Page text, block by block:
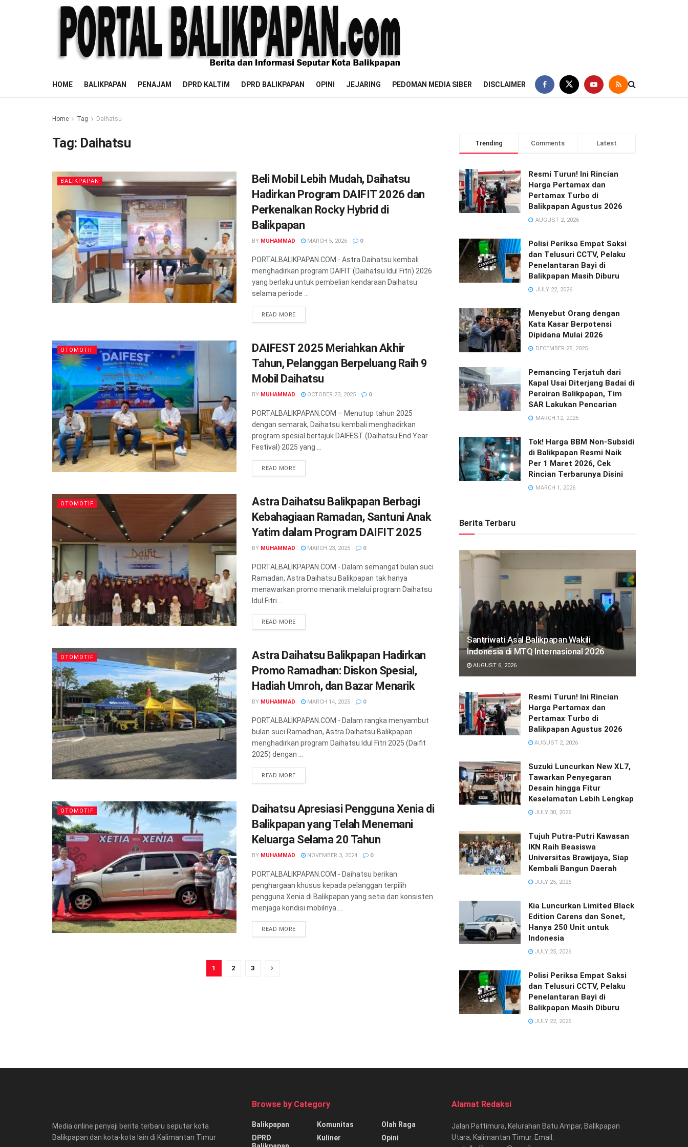
HOME BALIKPAPAN PENAJAM DPRD KALTIM DPRD BALIKPAPAN OPINI JEJARING PEDOMAN MEDIA SIBER DISCLAIMER
Home Tag Daihatsu
Tag: Daihatsu
BALIKPAPAN
Beli Mobil Lebih Mudah, Daihatsu
Hadirkan Program DAIFIT 2026 dan
Perkenalkan Rocky Hybrid di
Balikpapan
BY MUHAMMAD MARCH 5, 2026 0
PORTALBALIKPAPAN.COM - Astra Daihatsu kembali
menghadirkan program DAIFIT (Daihatsu Idul Fitri) 2026
yang berlaku untuk pembelian kendaraan Daihatsu
selama periode ...
READ MORE
OTOMOTIF
DAIFEST 2025 Meriahkan Akhir
Tahun, Pelanggan Berpeluang Raih 9
Mobil Daihatsu
BY MUHAMMAD OCTOBER 23, 2025 0
PORTALBALIKPAPAN.COM – Menutup tahun 2025
dengan semarak, Daihatsu kembali menghadirkan
program spesial bertajuk DAIFEST (Daihatsu End Year
Festival) 2025 yang ...
READ MORE
OTOMOTIF
Astra Daihatsu Balikpapan Berbagi
Kebahagiaan Ramadan, Santuni Anak
Yatim dalam Program DAIFIT 2025
BY MUHAMMAD MARCH 23, 2025 0
PORTALBALIKPAPAN.COM - Dalam semangat bulan suci
Ramadan, Astra Daihatsu Balikpapan tak hanya
menawarkan promo menarik melalui program Daihatsu
Idul Fitri ...
READ MORE
OTOMOTIF
Astra Daihatsu Balikpapan Hadirkan
Promo Ramadhan: Diskon Spesial,
Hadiah Umroh, dan Bazar Menarik
BY MUHAMMAD MARCH 14, 2025 0
PORTALBALIKPAPAN.COM - Dalam rangka menyambut
bulan suci Ramadhan, Astra Daihatsu Balikpapan
menghadirkan program Daihatsu Idul Fitri 2025 (Daifit
2025) dengan ...
READ MORE
OTOMOTIF
Daihatsu Apresiasi Pengguna Xenia di
Balikpapan yang Telah Menemani
Keluarga Selama 20 Tahun
BY MUHAMMAD NOVEMBER 3, 2024 0
PORTALBALIKPAPAN.COM - Daihatsu berikan
penghargaan khusus kepada pelanggan terpilih
pengguna Xenia di Balikpapan yang setia dan konsisten
menjaga kondisi mobilnya ...
READ MORE
1 2 3
Trending Comments Latest
Resmi Turun! Ini Rincian
Harga Pertamax dan
Pertamax Turbo di
Balikpapan Agustus 2026
AUGUST 2, 2026
Polisi Periksa Empat Saksi
dan Telusuri CCTV, Pelaku
Penelantaran Bayi di
Balikpapan Masih Diburu
JULY 22, 2026
Menyebut Orang dengan
Kata Kasar Berpotensi
Dipidana Mulai 2026
DECEMBER 25, 2025
Pemancing Terjatuh dari
Kapal Usai Diterjang Badai di
Perairan Balikpapan, Tim
SAR Lakukan Pencarian
MARCH 12, 2026
Tok! Harga BBM Non-Subsidi
di Balikpapan Resmi Naik
Per 1 Maret 2026, Cek
Rincian Terbarunya Disini
MARCH 1, 2026
Berita Terbaru
Santriwati Asal Balikpapan Wakili
Indonesia di MTQ Internasional 2026
AUGUST 6, 2026
Resmi Turun! Ini Rincian
Harga Pertamax dan
Pertamax Turbo di
Balikpapan Agustus 2026
AUGUST 2, 2026
Suzuki Luncurkan New XL7,
Tawarkan Penyegaran
Desain hingga Fitur
Keselamatan Lebih Lengkap
JULY 30, 2026
Tujuh Putra-Putri Kawasan
IKN Raih Beasiswa
Universitas Brawijaya, Siap
Kembali Bangun Daerah
JULY 25, 2026
Kia Luncurkan Limited Black
Edition Carens dan Sonet,
Hanya 250 Unit untuk
Indonesia
JULY 25, 2026
Polisi Periksa Empat Saksi
dan Telusuri CCTV, Pelaku
Penelantaran Bayi di
Balikpapan Masih Diburu
JULY 22, 2026
Media online penyaji berita terbaru seputar kota
Balikpapan dan kota-kota lain di Kalimantan Timur
Browse by Category
Balikpapan
DPRD
Komunitas
Kuliner
Olah Raga
Opini
Alamat Redaksi
Jalan Pattimura, Kelurahan Batu Ampar, Balikpapan
Utara, Kalimantan Timur. Email: